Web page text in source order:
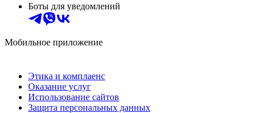
Боты для уведомлений
Мобильное приложение
Этика и комплаенс
Оказание услуг
Использование сайтов
Защита персональных данных